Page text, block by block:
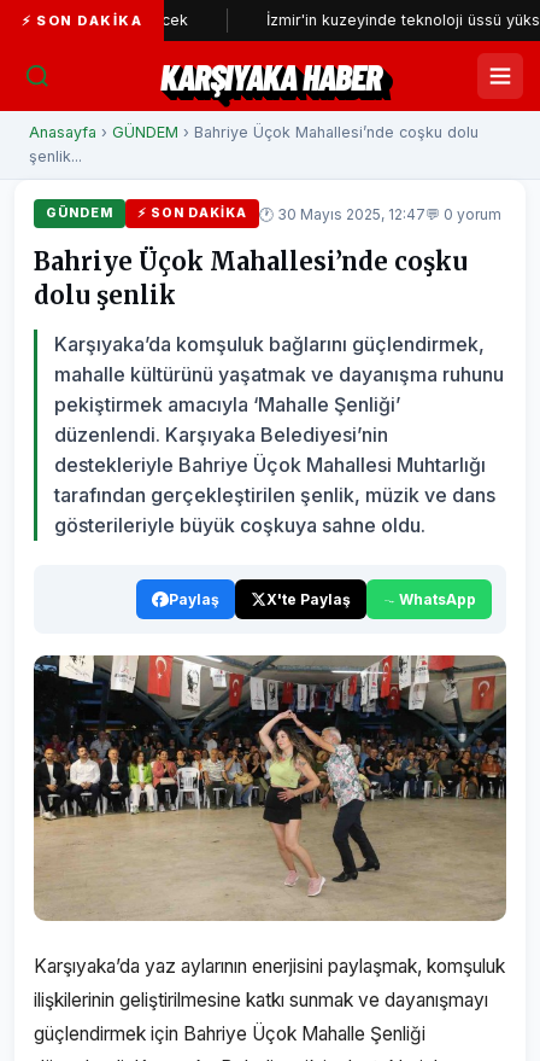
⚡ SON DAKIKA
incelenecek İzmir'in kuzeyinde teknoloji üssü yükseliyor
KARŞIYAKA HABER
Anasayfa › GÜNDEM › Bahriye Üçok Mahallesi’nde coşku dolu
şenlik...
GÜNDEM ⚡ SON DAKIKA 🕐 30 Mayıs 2025, 12:47💬 0 yorum
Bahriye Üçok Mahallesi’nde coşku
dolu şenlik
Karşıyaka’da komşuluk bağlarını güçlendirmek,
mahalle kültürünü yaşatmak ve dayanışma ruhunu
pekiştirmek amacıyla ‘Mahalle Şenliği’
düzenlendi. Karşıyaka Belediyesi’nin
destekleriyle Bahriye Üçok Mahallesi Muhtarlığı
tarafından gerçekleştirilen şenlik, müzik ve dans
gösterileriyle büyük coşkuya sahne oldu.
Paylaş X'te Paylaş WhatsApp
Karşıyaka’da yaz aylarının enerjisini paylaşmak, komşuluk
ilişkilerinin geliştirilmesine katkı sunmak ve dayanışmayı
güçlendirmek için Bahriye Üçok Mahalle Şenliği